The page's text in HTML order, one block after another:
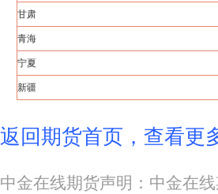
甘肃
青海
宁夏
新疆
返回期货首页，查看更
中金在线期货声明：中金在